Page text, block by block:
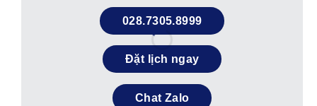
028.7305.8999
Đặt lịch ngay
Chat Zalo